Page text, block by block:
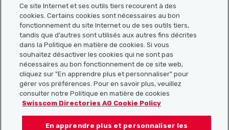
Plan du site
Liens utiles
Télécharger l’application Localcities
Ce site Internet et ses outils tiers recourent à des
cookies. Certains cookies sont nécessaires au bon
fonctionnement du site Internet ou de ses outils tiers,
tandis que d’autres sont utilisés aux autres fins décrites
dans la Politique en matière de cookies. Si vous
souhaitez désactiver les cookies qui ne sont pas
nécessaires au bon fonctionnement de ce site web,
cliquez sur "En apprendre plus et personnaliser" pour
gérer vos préférences. Pour en savoir plus, veuillez
consulter notre Politique en matière de cookies
Swisscom Directories AG Cookie Policy
En apprendre plus et personnaliser les